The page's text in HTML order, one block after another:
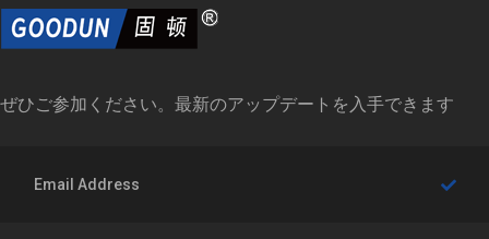
ぜひご参加ください。最新のアップデートを入手できます